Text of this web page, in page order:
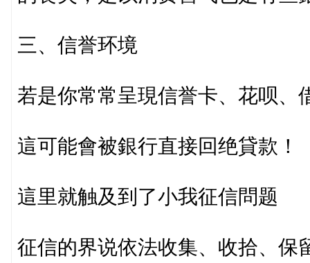
三、信誉环境
若是你常常呈現信誉卡、花呗、
這可能會被銀行直接回绝貸款！
這里就触及到了小我征信問题
征信的界说依法收集、收拾、保